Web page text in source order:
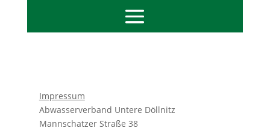
Impressum
Abwasserverband Untere Döllnitz
Mannschatzer Straße 38